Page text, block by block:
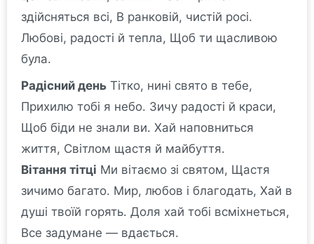
здійсняться всі, В ранковій, чистій росі.
Любові, радості й тепла, Щоб ти щасливою
була.
Радісний день Тітко, нині свято в тебе,
Прихилю тобі я небо. Зичу радості й краси,
Щоб біди не знали ви. Хай наповниться
життя, Світлом щастя й майбуття.
Вітання тітці Ми вітаємо зі святом, Щастя
зичимо багато. Мир, любов і благодать, Хай в
душі твоїй горять. Доля хай тобі всміхнеться,
Все задумане — вдається.